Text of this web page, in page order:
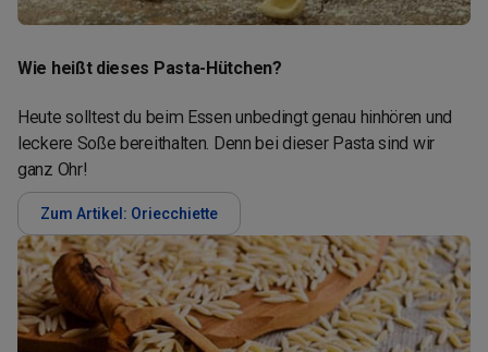
Wie heißt dieses Pasta-Hütchen?
Heute solltest du beim Essen unbedingt genau hinhören und
leckere Soße bereithalten. Denn bei dieser Pasta sind wir
ganz Ohr!
Zum Artikel: Oriecchiette